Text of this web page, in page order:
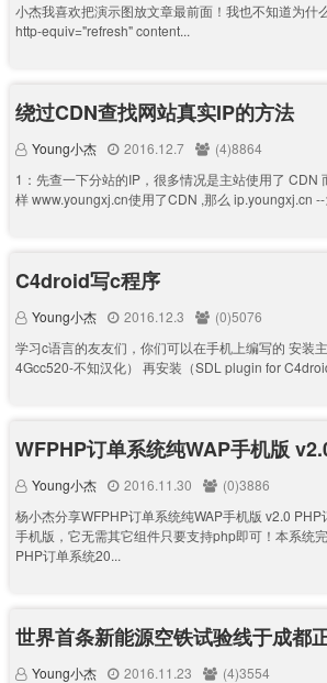
小杰我喜欢把演示图放文章最前面！我也不知道为什
http-equiv="refresh" content...
绕过CDN查找网站真实IP的方法
Young小杰 2016.12.7
(4)8864
1：先查一下分站的IP，很多情况是主站使用了 CDN
样 www.youngxj.cn使用了CDN ,那么 ip.youngxj.cn --
C4droid写c程序
Young小杰 2016.12.3
(0)5076
学习c语言的友友们，你们可以在手机上编写的 安装
4Gcc520-不知汉化） 再安装（SDL plugin for
WFPHP订单系统纯WAP手机版
Young小杰 2016.11.30
(0)3886
杨小杰分享WFPHP订单系统纯WAP手机版 v2.0
手机版，它无需其它组件只要支持php即可！本系统
PHP订单系统20...
世界首条新能源空铁试验线于成都
Young小杰 2016.11.23
(4)3554